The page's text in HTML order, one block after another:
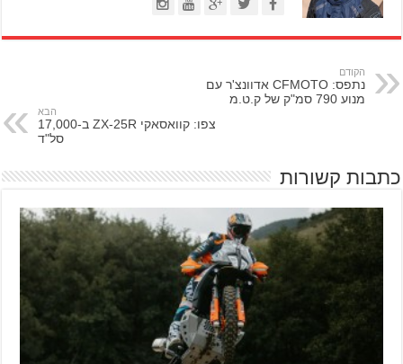
הקודם
נתפס: CFMOTO אדוונצ'ר עם
מנוע 790 סמ"ק של ק.ט.מ
הבא
צפו: קוואסאקי ZX-25R ב-17,000
סל"ד
כתבות קשורות